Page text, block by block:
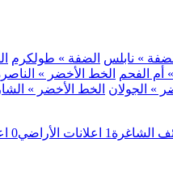
» نابلس الضفة » طولكرم
أم الفحم الخط الأخضر »
» الجولان الخط الأخضر »
الشاغرة 1 اعلانات الأراضي0